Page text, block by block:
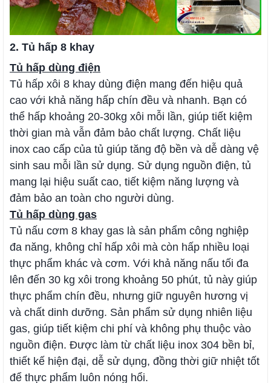
2. Tủ hấp 8 khay
Tủ hấp dùng điện
Tủ hấp xôi 8 khay dùng điện mang đến hiệu quả
cao với khả năng hấp chín đều và nhanh. Bạn có
thể hấp khoảng 20-30kg xôi mỗi lần, giúp tiết kiệm
thời gian mà vẫn đảm bảo chất lượng. Chất liệu
inox cao cấp của tủ giúp tăng độ bền và dễ dàng vệ
sinh sau mỗi lần sử dụng. Sử dụng nguồn điện, tủ
mang lại hiệu suất cao, tiết kiệm năng lượng và
đảm bảo an toàn cho người dùng.
Tủ hấp dùng gas
Tủ nấu cơm 8 khay gas là sản phẩm công nghiệp
đa năng, không chỉ hấp xôi mà còn hấp nhiều loại
thực phẩm khác và cơm. Với khả năng nấu tối đa
lên đến 30 kg xôi trong khoảng 50 phút, tủ này giúp
thực phẩm chín đều, nhưng giữ nguyên hương vị
và chất dinh dưỡng. Sản phẩm sử dụng nhiên liệu
gas, giúp tiết kiệm chi phí và không phụ thuộc vào
nguồn điện. Được làm từ chất liệu inox 304 bền bỉ,
thiết kế hiện đại, dễ sử dụng, đồng thời giữ nhiệt tốt
để thực phẩm luôn nóng hổi.